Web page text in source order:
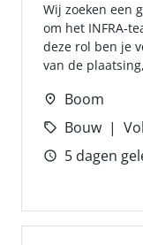
Wij zoeken een
om het INFRA-
deze rol ben je
van de
Boom
Bouw
5 dagen